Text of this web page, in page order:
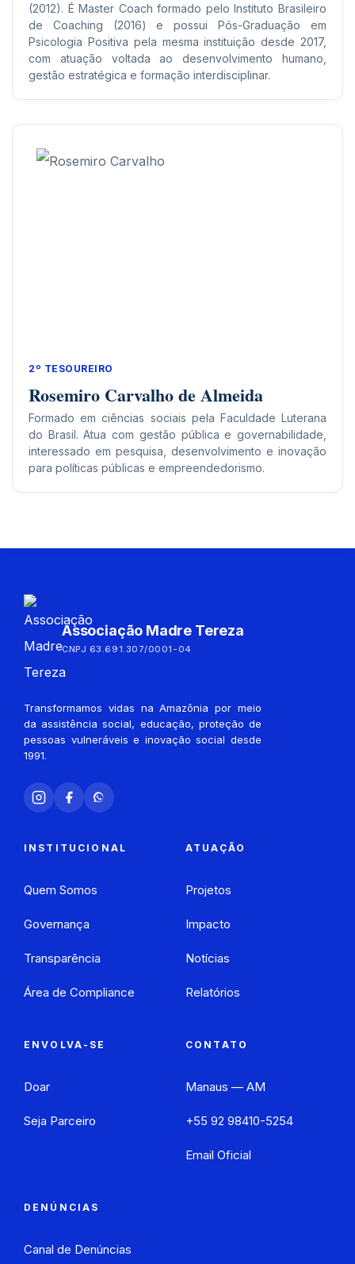
(2012). É Master Coach formado pelo Instituto Brasileiro
de Coaching (2016) e possui Pós-Graduação em
Psicologia Positiva pela mesma instituição desde 2017,
com atuação voltada ao desenvolvimento humano,
gestão estratégica e formação interdisciplinar.
2º TESOUREIRO
Rosemiro Carvalho de Almeida
Formado em ciências sociais pela Faculdade Luterana
do Brasil. Atua com gestão pública e governabilidade,
interessado em pesquisa, desenvolvimento e inovação
para políticas públicas e empreendedorismo.
Associação Madre Tereza
CNPJ 63.691.307/0001-04
Transformamos vidas na Amazônia por meio
da assistência social, educação, proteção de
pessoas vulneráveis e inovação social desde
1991.
INSTITUCIONAL
Quem Somos
Governança
Transparência
Área de Compliance
ATUAÇÃO
Projetos
Impacto
Notícias
Relatórios
ENVOLVA-SE
Doar
Seja Parceiro
CONTATO
Manaus — AM
+55 92 98410-5254
Email Oficial
DENÚNCIAS
Canal de Denúncias